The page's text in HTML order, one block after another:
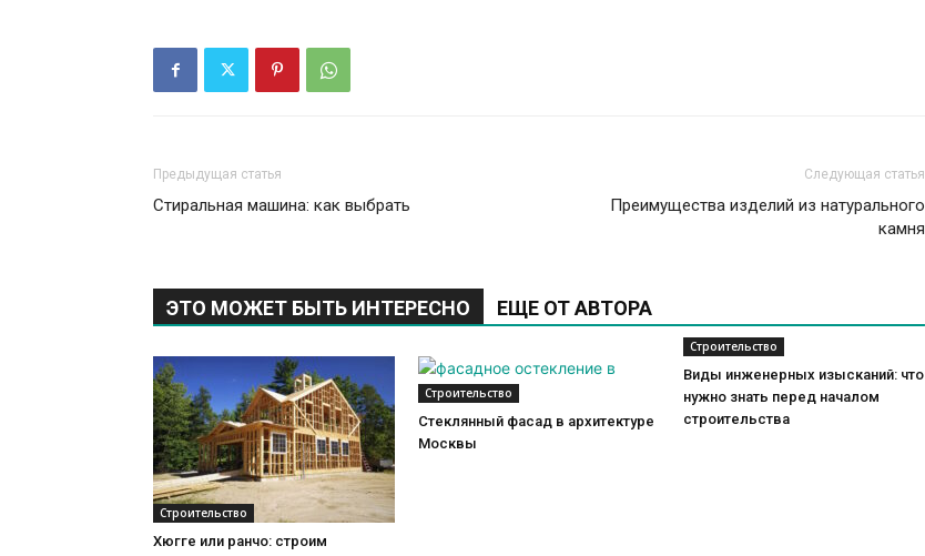
Предыдущая статья
Стиральная машина: как выбрать
Следующая статья
Преимущества изделий из натурального
камня
ЭТО МОЖЕТ БЫТЬ ИНТЕРЕСНО ЕЩЕ ОТ АВТОРА
Строительство
Хюгге или ранчо: строим
Строительство
Стеклянный фасад в архитектуре
Москвы
Строительство
Виды инженерных изысканий: что
нужно знать перед началом
строительства